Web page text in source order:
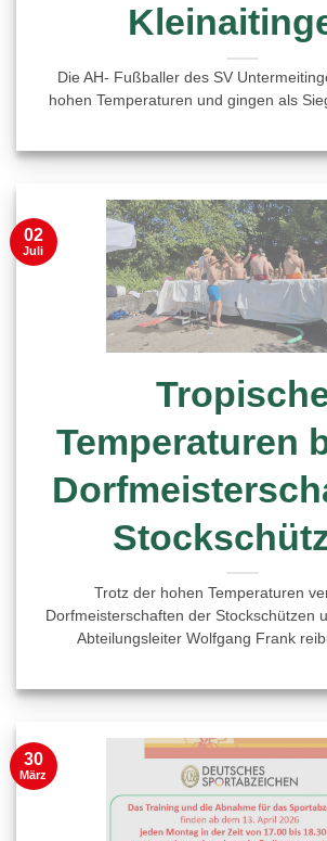
Die AH- Fußballer des SV
hohen Temperaturen und gingen als
Temperaturen
Trotz der hohen Temperaturen
Dorfmeisterschaften der Stockschützen
Abteilungsleiter Wolfgang Frank
02
Juli
30
März